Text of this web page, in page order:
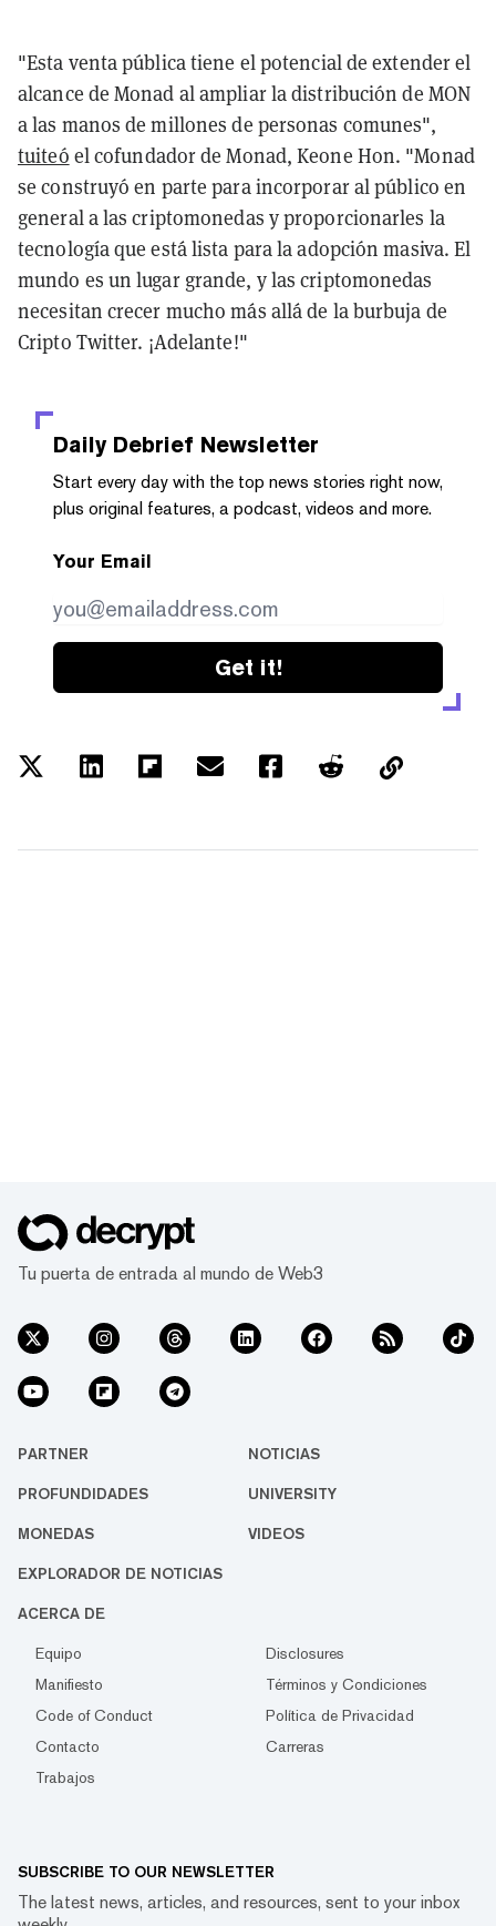
"Esta venta pública tiene el potencial de extender el
alcance de Monad al ampliar la distribución de MON
a las manos de millones de personas comunes",
tuiteó el cofundador de Monad, Keone Hon. "Monad
se construyó en parte para incorporar al público en
general a las criptomonedas y proporcionarles la
tecnología que está lista para la adopción masiva. El
mundo es un lugar grande, y las criptomonedas
necesitan crecer mucho más allá de la burbuja de
Cripto Twitter. ¡Adelante!"
Daily Debrief Newsletter
Start every day with the top news stories right now,
plus original features, a podcast, videos and more.
Your Email
Get it!
Tu puerta de entrada al mundo de Web3
PARTNER NOTICIAS
PROFUNDIDADES UNIVERSITY
MONEDAS VIDEOS
EXPLORADOR DE NOTICIAS
ACERCA DE
Equipo
Disclosures
Manifiesto
Términos y Condiciones
Code of Conduct
Política de Privacidad
Contacto
Carreras
Trabajos
SUBSCRIBE TO OUR NEWSLETTER
The latest news, articles, and resources, sent to your inbox